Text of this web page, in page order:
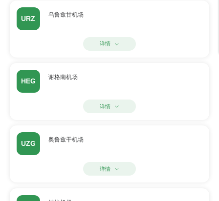
URZ 乌鲁兹甘机场
详情
HEG 谢格南机场
详情
UZG 奥鲁兹干机场
详情